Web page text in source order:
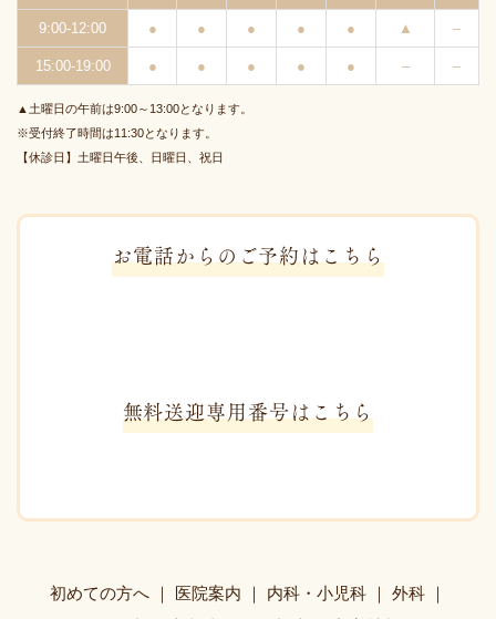
9:00-12:00 ● ● ● ● ● ▲ –
15:00-19:00 ● ● ● ● ● – –
▲土曜日の午前は9:00～13:00となります。
※受付終了時間は11:30となります。
【休診日】土曜日午後、日曜日、祝日
お電話からのご予約はこちら
無料送迎専用番号はこちら
初めての方へ 医院案内 内科・小児科
外科